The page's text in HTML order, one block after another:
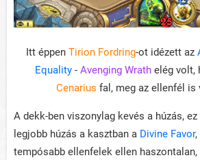
Itt éppen Tirion Fordring-ot idézett az
Equality- Avenging Wrathelég volt,
Cenarius fal, meg az ellenfél is
A dekk-ben viszonylag kevés a húzás,
legjobb húzás a kasztban a Divine Favor,
tempósabb ellenfelek ellen haszontalan,